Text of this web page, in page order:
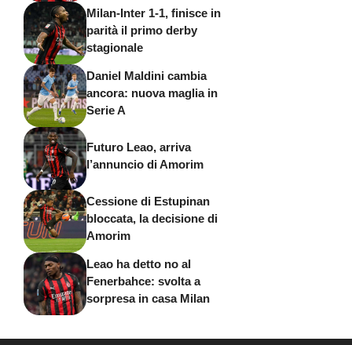
Milan-Inter 1-1, finisce in
parità il primo derby
stagionale
Daniel Maldini cambia
ancora: nuova maglia in
Serie A
Futuro Leao, arriva
l’annuncio di Amorim
Cessione di Estupinan
bloccata, la decisione di
Amorim
Leao ha detto no al
Fenerbahce: svolta a
sorpresa in casa Milan